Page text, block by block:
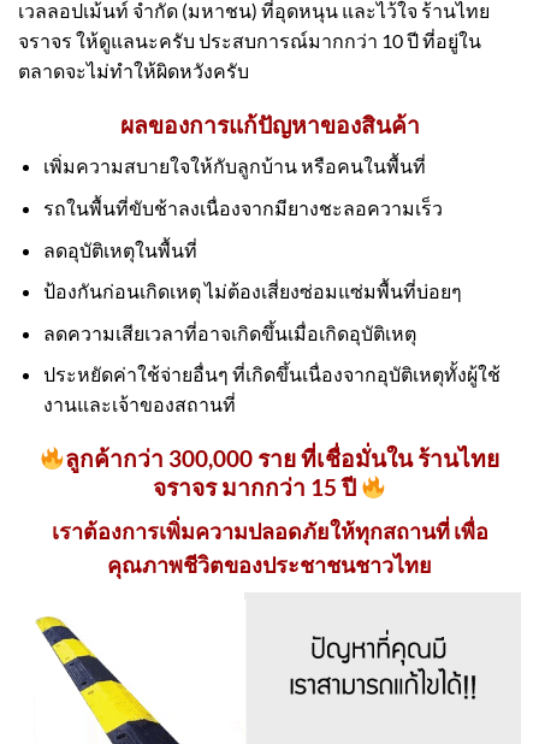
เวลลอปเม้นท์ จำกัด (มหาชน) ที่อุดหนุน และไว้ใจ ร้านไทย
จราจร ให้ดูแลนะครับ ประสบการณ์มากกว่า 10 ปี ที่อยู่ใน
ตลาดจะไม่ทำให้ผิดหวังครับ
ผลของการแก้ปัญหาของสินค้า
เพิ่มความสบายใจให้กับลูกบ้าน หรือคนในพื้นที่
รถในพื้นที่ขับช้าลงเนื่องจากมียางชะลอความเร็ว
ลดอุบัติเหตุในพื้นที่
ป้องกันก่อนเกิดเหตุ ไม่ต้องเสี่ยงซ่อมแซ่มพื้นที่บ่อยๆ
ลดความเสียเวลาที่อาจเกิดขึ้นเมื่อเกิดอุบัติเหตุ
ประหยัดค่าใช้จ่ายอื่นๆ ที่เกิดขึ้นเนื่องจากอุบัติเหตุทั้งผู้ใช้
งานและเจ้าของสถานที่
ลูกค้ากว่า 300,000 ราย ที่เชื่อมั่นใน ร้านไทย
จราจร มากกว่า 15 ปี
เราต้องการเพิ่มความปลอดภัยให้ทุกสถานที่ เพื่อ
คุณภาพชีวิตของประชาชนชาวไทย